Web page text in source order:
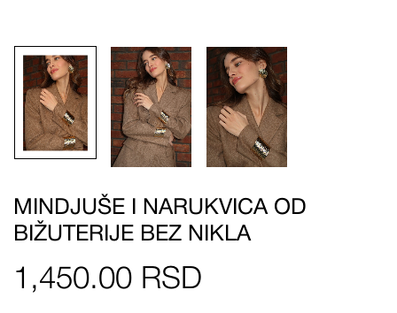
MINDJUŠE I NARUKVICA OD
BIŽUTERIJE BEZ NIKLA
1,450.00 RSD